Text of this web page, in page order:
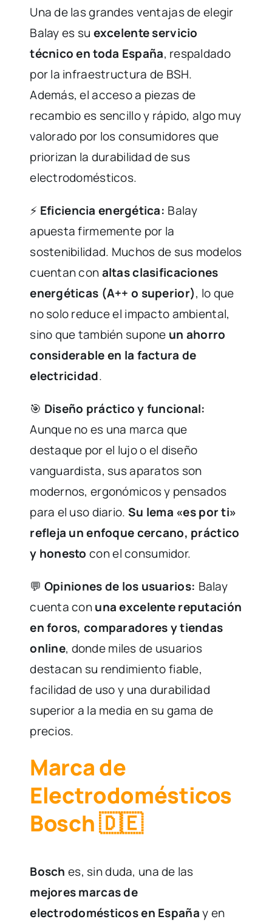
Una de las grandes ventajas de elegir
Balay es su excelente servicio
técnico en toda España, respaldado
por la infraestructura de BSH.
Además, el acceso a piezas de
recambio es sencillo y rápido, algo muy
valorado por los consumidores que
priorizan la durabilidad de sus
electrodomésticos.
⚡ Eficiencia energética: Balay
apuesta firmemente por la
sostenibilidad. Muchos de sus modelos
cuentan conaltas clasificaciones
energéticas (A++ o superior), lo que
no solo reduce el impacto ambiental,
sino que también supone un ahorro
considerable en la factura de
electricidad.
🎯 Diseño práctico y funcional:
Aunque no es una marca que
destaque por el lujo o el diseño
vanguardista, sus aparatos son
modernos, ergonómicos y pensados
para el uso diario. Su lema «es por ti»
refleja un enfoque cercano, práctico
y honesto con el consumidor.
💬 Opiniones de los usuarios: Balay
cuenta conuna excelente reputación
en foros, comparadores y tiendas
online, donde miles de usuarios
destacan su rendimiento fiable,
facilidad de uso y una durabilidad
superior a la media en su gama de
precios.
Marca de
Electrodomésticos
Bosch 🇩🇪
Bosch es, sin duda, una de las
mejores marcas de
electrodomésticos en Españay en